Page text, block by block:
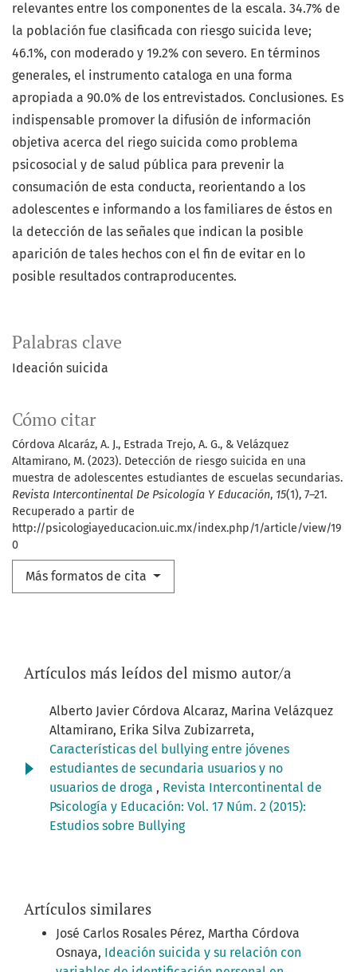
Palabras clave
Ideación suicida
Cómo citar
Córdova Alcaráz, A. J., Estrada Trejo, A. G., & Velázquez
Altamirano, M. (2023). Detección de riesgo suicida en una
muestra de adolescentes estudiantes de escuelas secundarias.
Revista Intercontinental De Psicología Y Educación, 15(1), 7–21.
Recuperado a partir de
http://psicologiayeducacion.uic.mx/index.php/1/article/view/19
0
Más formatos de cita
relevantes entre los componentes de la escala. 34.7% de
la población fue clasificada con riesgo suicida leve;
46.1%, con moderado y 19.2% con severo. En términos
generales, el instrumento cataloga en una forma
apropiada a 90.0% de los entrevistados. Conclusiones. Es
indispensable promover la difusión de información
objetiva acerca del riego suicida como problema
psicosocial y de salud pública para prevenir la
consumación de esta conducta, reorientando a los
adolescentes e informando a los familiares de éstos en
la detección de las señales que indican la posible
aparición de tales hechos con el fin de evitar en lo
posible resultados contraproducentes.
Artículos más leídos del mismo autor/a
Alberto Javier Córdova Alcaraz, Marina Velázquez
Altamirano, Erika Silva Zubizarreta,
Características del bullying entre jóvenes
estudiantes de secundaria usuarios y no
usuarios de droga , Revista Intercontinental de
Psicología y Educación: Vol. 17 Núm. 2 (2015):
Estudios sobre Bullying
Artículos similares
José Carlos Rosales Pérez, Martha Córdova
Osnaya, Ideación suicida y su relación con